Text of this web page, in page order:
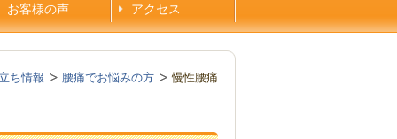
お客様の声 アクセス
ち情報 腰痛でお悩みの方 慢性腰痛